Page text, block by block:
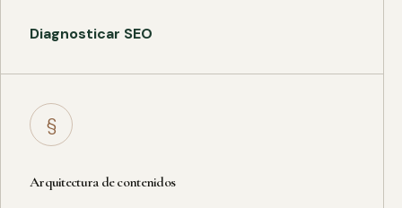
Diagnosticar SEO
§
Arquitectura de contenidos